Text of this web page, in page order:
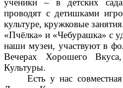
ученики – в детских
проводят с детишками
культуре, кружковые
«Пчёлка» и «Чебурашка» с
наши музеи, участвуют в
Вечерах Хорошего
Культуры.
Есть у нас